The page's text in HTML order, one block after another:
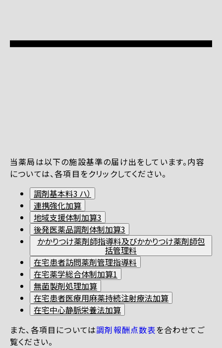
当薬局は以下の施設基準の届け出をしています。内容
については、各項目をクリックしてください。
調剤基本料3 ハ）
連携強化加算
地域支援体制加算3
後発医薬品調剤体制加算3
かかりつけ薬剤師指導料及びかかりつけ薬剤師包
括管理料
在宅患者訪問薬剤管理指導料
在宅薬学総合体制加算1
無菌製剤処理加算
在宅患者医療用麻薬持続注射療法加算
在宅中心静脈栄養法加算
また、各項目については調剤報酬点数表を合わせてご
覧ください。